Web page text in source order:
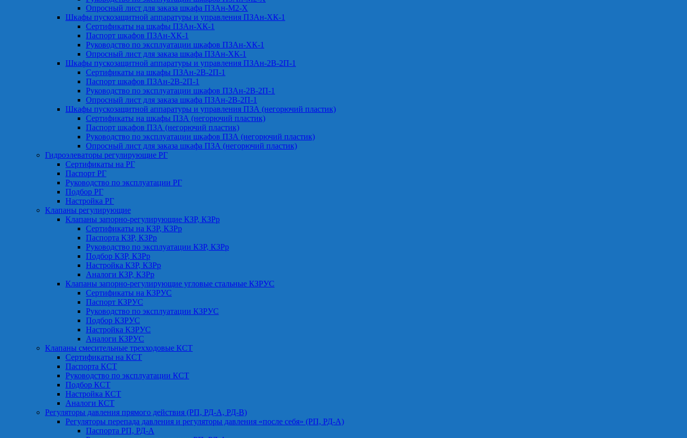
Опросный лист для заказа шкафа ПЗАн-М2-Х
Шкафы пускозащитной аппаратуры и управления ПЗАн-ХК-1
Сертификаты на шкафы ПЗАн-ХК-1
Паспорт шкафов ПЗАн-ХК-1
Руководство по эксплуатации шкафов ПЗАн-ХК-1
Опросный лист для заказа шкафа ПЗАн-ХК-1
Шкафы пускозащитной аппаратуры и управления ПЗАн-2В-2П-1
Сертификаты на шкафы ПЗАн-2В-2П-1
Паспорт шкафов ПЗАн-2В-2П-1
Руководство по эксплуатации шкафов ПЗАн-2В-2П-1
Опросный лист для заказа шкафа ПЗАн-2В-2П-1
Шкафы пускозащитной аппаратуры и управления ПЗА (негорючий пластик)
Сертификаты на шкафы ПЗА (негорючий пластик)
Паспорт шкафов ПЗА (негорючий пластик)
Руководство по эксплуатации шкафов ПЗА (негорючий пластик)
Опросный лист для заказа шкафа ПЗА (негорючий пластик)
Гидроэлеваторы регулирующие РГ
Сертификаты на РГ
Паспорт РГ
Руководство по эксплуатации РГ
Подбор РГ
Настройка РГ
Клапаны регулирующие
Клапаны запорно-регулирующие КЗР, КЗРр
Сертификаты на КЗР, КЗРр
Паспорта КЗР, КЗРр
Руководство по эксплуатации КЗР, КЗРр
Подбор КЗР, КЗРр
Настройка КЗР, КЗРр
Аналоги КЗР, КЗРр
Клапаны запорно-регулирующие угловые стальные КЗРУС
Сертификаты на КЗРУС
Паспорт КЗРУС
Руководство по эксплуатации КЗРУС
Подбор КЗРУС
Настройка КЗРУС
Аналоги КЗРУС
Клапаны смесительные трехходовые КСТ
Сертификаты на КСТ
Паспорта КСТ
Руководство по эксплуатации КСТ
Подбор КСТ
Настройка КСТ
Аналоги КСТ
Регуляторы давления прямого действия (РП, РД-А, РД-В)
Регуляторы перепада давления и регуляторы давления «после себя» (РП, РД-А)
Паспорта РП, РД-А